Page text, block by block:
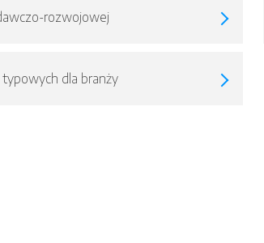
rozwojowej
dla branży